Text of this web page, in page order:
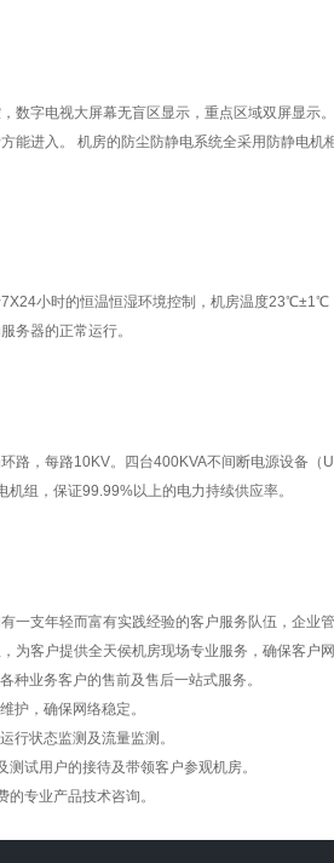
字电视大屏幕无盲区显示，重点区域双屏显示
能进入。 机房的防尘防静电系统全采用防静电机
小时的恒温恒湿环境控制，机房温度23℃±1℃
务器的正常运行。
，每路10KV。四台400KVA不间断电源设备（
组，保证99.99%以上的电力持续供应率。
支年轻而富有实践经验的客户服务队伍，企业
为客户提供全天侯机房现场专业服务，确保客户网
种业务客户的售前及售后一站式服务。
护，确保网络稳定。
行状态监测及流量监测。
试用户的接待及带领客户参观机房。
专业产品技术咨询。